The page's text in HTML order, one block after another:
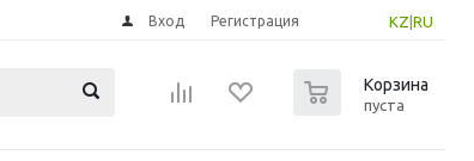
KZ RU
Вход Регистрация
Корзина
пуста